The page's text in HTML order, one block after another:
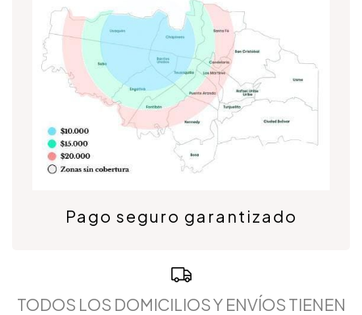
Pago seguro garantizado
TODOS LOS DOMICILIOS Y ENVÍOS TIENEN